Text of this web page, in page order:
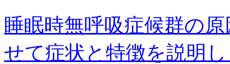
睡眠時無呼吸症候群の
せて症状と特徴を説明し